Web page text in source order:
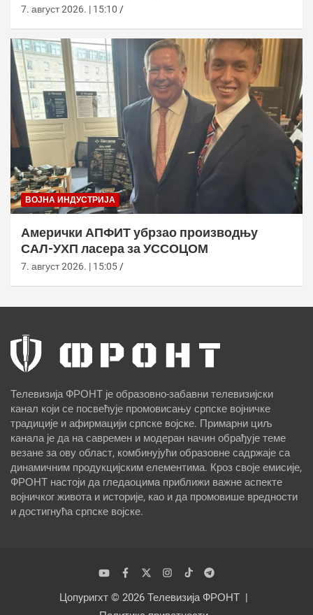
7. август 2026. | 15:10
ВОЈНА ИНДУСТРИЈА
Амерички АПФИТ убрзао производњу
САЛ-УХП ласера за УССОЦОМ
7. август 2026. | 15:05
Телевизија ФРОНТ је образовно-забавни телевизијски
канал који се посвећује промовисању српске војничке
традиције и афирмацији српске војске. Примарни циљ
канала је да на савремен и модеран начин обрађује теме
везане за ову област, комбинујући образовне садржаје са
динамичним продукцијским елементима. Кроз своје емисије,
ФРОНТ настоји да гледаоцима приближи важне аспекте
војничког живота и историје, као и да промовише вредности
и достигнућа српске војске.
Цопyригхт © 2026 Телевизија ФРОНТ